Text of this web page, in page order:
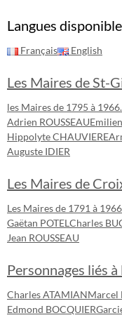
Langues
Français English
Les Maires de St-
les Maires de 1795 à 1966.
Adrien ROUSSEAU
Hippolyte CHAUVIERE
Auguste IDIER
Les Maires de
Les Maires de 1791 à
Gaëtan POTEL Charles
Jean ROUSSEAU
Personnages liés
Charles ATAMIANMarcel
Edmond BOCQUIER